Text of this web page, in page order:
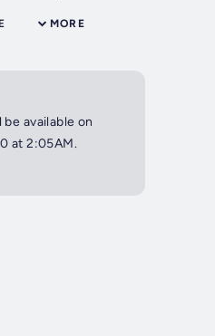
MORE
available on
at 2:05AM.